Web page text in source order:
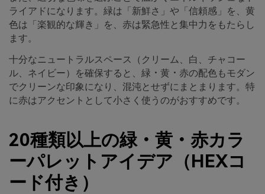
ライアドになります。緑は「新鮮さ」や「信頼感」を、黄
色は「楽観的な輝き」を、赤は緊急性と集中力をもたらし
ます。
十分なニュートラルスペース（クリーム、白、チャコー
ル、ネイビー）を確保すると、緑・黄・赤の配色もモダン
でクリーンな印象になり、混沌とせずにまとまります。特
に赤はアクセントとして小さく使うのがおすすめです。
20種類以上の緑・黄・赤カラ
ーパレットアイデア（HEXコ
ード付き）